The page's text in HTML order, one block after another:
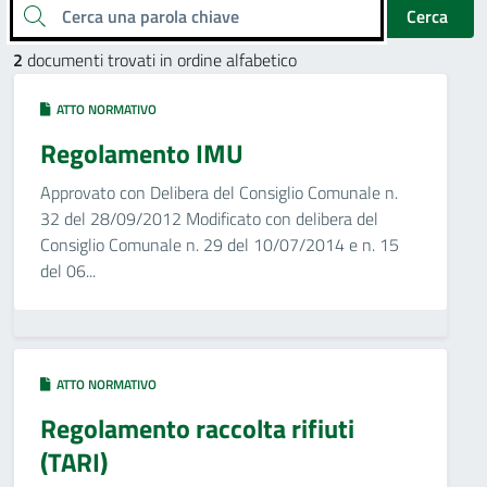
Cerca una parola chiave
Cerca
2 documenti trovati in ordine alfabetico
ATTO NORMATIVO
Regolamento IMU
Approvato con Delibera del Consiglio Comunale n.
32 del 28/09/2012 Modificato con delibera del
Consiglio Comunale n. 29 del 10/07/2014 e n. 15
del 06...
ATTO NORMATIVO
Regolamento raccolta rifiuti
(TARI)